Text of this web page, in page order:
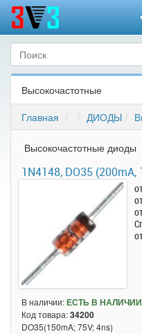
Высокочастотные
Главная
ДИОДЫ
Высокочастотные диоды
1N4148, DO35
В наличии:ЕСТЬ В НАЛИЧИИ
Код товара:34200
DO35(150mA; 75V; 4ns)